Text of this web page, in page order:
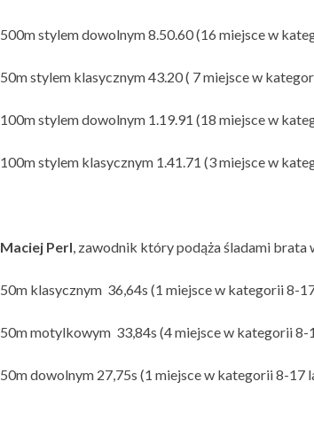
500m stylem dowolnym 8.50.60 (16 miejsce w
50m stylem klasycznym 43.20 ( 7 miejsce w
100m stylem dowolnym 1.19.91 (18 miejsce w
100m stylem klasycznym 1.41.71 (3 miejsce w
Maciej Perl, zawodnik który podąża śladami brata
50m klasycznym 36,64s (1 miejsce w kategorii 8-
50m motylkowym 33,84s (4 miejsce w kategorii 8-
50m dowolnym 27,75s (1 miejsce w kategorii 8-17